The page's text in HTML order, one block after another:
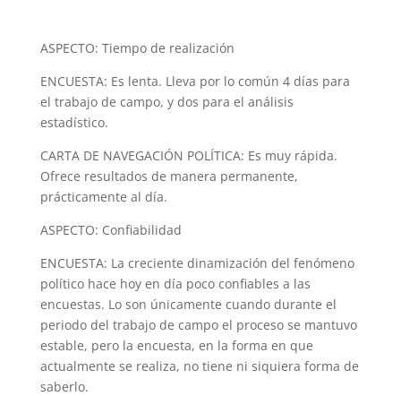
ASPECTO: Tiempo de realización
ENCUESTA: Es lenta. Lleva por lo común 4 días para
el trabajo de campo, y dos para el análisis
estadístico.
CARTA DE NAVEGACIÓN POLÍTICA: Es muy rápida.
Ofrece resultados de manera permanente,
prácticamente al día.
ASPECTO: Confiabilidad
ENCUESTA: La creciente dinamización del fenómeno
político hace hoy en día poco confiables a las
encuestas. Lo son únicamente cuando durante el
periodo del trabajo de campo el proceso se mantuvo
estable, pero la encuesta, en la forma en que
actualmente se realiza, no tiene ni siquiera forma de
saberlo.